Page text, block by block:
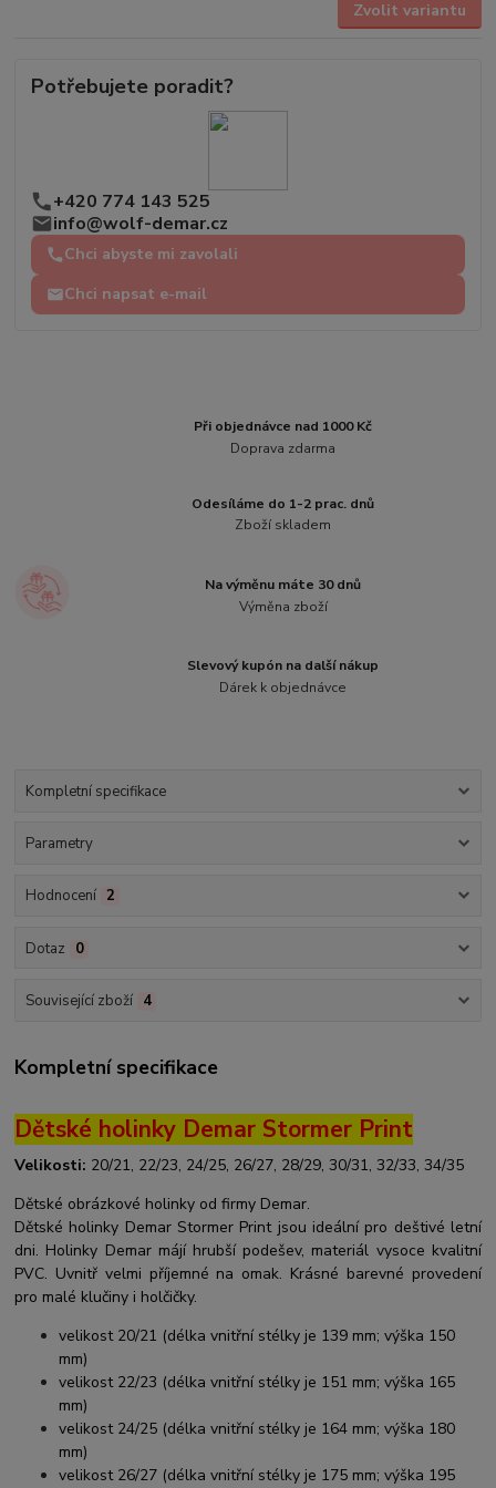
Zvolit variantu
Potřebujete poradit?
+420 774 143 525
info@wolf-demar.cz
Chci abyste mi zavolali
Chci napsat e-mail
Při objednávce nad 1000 Kč
Doprava zdarma
Odesíláme do 1-2 prac. dnů
Zboží skladem
Na výměnu máte 30 dnů
Výměna zboží
Slevový kupón na další nákup
Dárek k objednávce
Kompletní specifikace
Parametry
Hodnocení 2
Dotaz 0
Související zboží 4
Kompletní specifikace
Dětské holinky Demar Stormer Print
Velikosti: 20/21, 22/23, 24/25, 26/27, 28/29, 30/31, 32/33, 34/35
Dětské obrázkové holinky od firmy Demar.
Dětské holinky Demar Stormer Print jsou ideální pro deštivé letní
dni. Holinky Demar májí hrubší podešev, materiál vysoce kvalitní
PVC. Uvnitř velmi příjemné na omak. Krásné barevné provedení
pro malé klučiny i holčičky.
velikost 20/21 (délka vnitřní stélky je 139 mm; výška 150
mm)
velikost 22/23 (délka vnitřní stélky je 151 mm; výška 165
mm)
velikost 24/25 (délka vnitřní stélky je 164 mm; výška 180
mm)
velikost 26/27 (délka vnitřní stélky je 175 mm; výška 195